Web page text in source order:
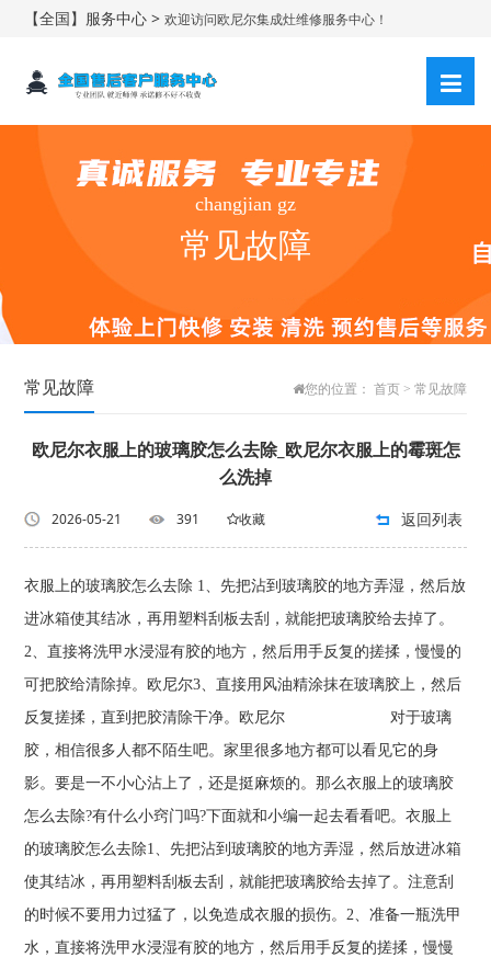
【全国】服务中心 >欢迎访问欧尼尔集成灶维修服务中心！
changjian gz
常见故障
常见故障 您的位置： 首页> 常见故障
欧尼尔衣服上的玻璃胶怎么去除_欧尼尔衣服上的霉斑怎
么洗掉
2026-05-21 391 收藏 返回列表
衣服上的玻璃胶怎么去除 1、先把沾到玻璃胶的地方弄湿，然后放
进冰箱使其结冰，再用塑料刮板去刮，就能把玻璃胶给去掉了。
2、直接将洗甲水浸湿有胶的地方，然后用手反复的搓揉，慢慢的
可把胶给清除掉。欧尼尔3、直接用风油精涂抹在玻璃胶上，然后
反复搓揉，直到把胶清除干净。欧尼尔 对于玻璃
胶，相信很多人都不陌生吧。家里很多地方都可以看见它的身
影。要是一不小心沾上了，还是挺麻烦的。那么衣服上的玻璃胶
怎么去除?有什么小窍门吗?下面就和小编一起去看看吧。衣服上
的玻璃胶怎么去除1、先把沾到玻璃胶的地方弄湿，然后放进冰箱
使其结冰，再用塑料刮板去刮，就能把玻璃胶给去掉了。注意刮
的时候不要用力过猛了，以免造成衣服的损伤。2、准备一瓶洗甲
水，直接将洗甲水浸湿有胶的地方，然后用手反复的搓揉，慢慢